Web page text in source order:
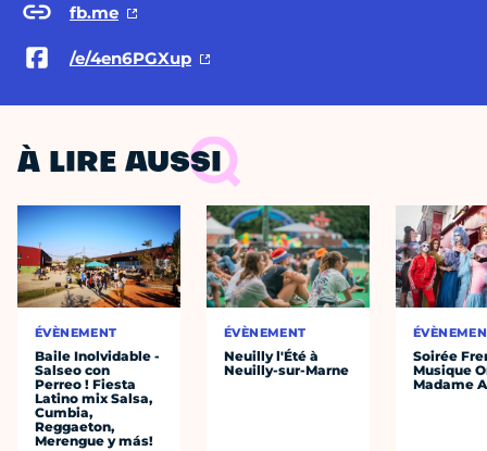
fb.me
/e/4en6PGXup
À LIRE AUSSI
ÉVÈNEMENT
Baile Inolvidable -
Salseo con
Perreo ! Fiesta
Latino mix Salsa,
Cumbia,
Reggaeton,
Merengue y más!
ÉVÈNEMENT
Neuilly l'Été à
Neuilly-sur-Marne
Soirée
Musique
Madame